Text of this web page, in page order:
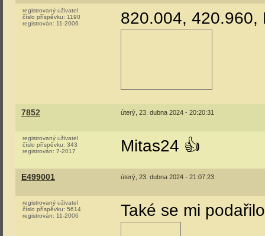
registrovaný uživatel
číslo příspěvku: 1190
registrován: 11-2006 820.004, 420.960,
7852 úterý, 23. dubna 2024 - 20:20:31
registrovaný uživatel
číslo příspěvku: 343
registrován: 7-2017 Mitas24 👍
E499001 úterý, 23. dubna 2024 - 21:07:23
registrovaný uživatel
číslo příspěvku: 5614
registrován: 11-2006 Také se mi